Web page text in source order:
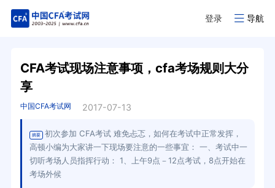
登录 导航
CFA考试现场注意事项，cfa考场规则大分
享
中国CFA考试网 2017-07-13
摘要
初次参加 CFA考试 难免忐忑，如何在考试中正常发挥，
高顿小编为大家讲一下现场要注意的一些事宜： 一、考试中一
切听考场人员指挥行动： 1、上午9点－12点考试，8点开始在
考场外候